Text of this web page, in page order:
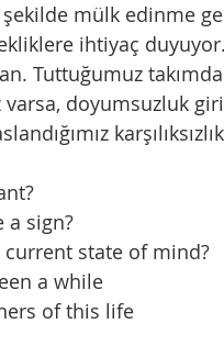
şekilde mülk edinme
ihtiyaç
Tuttuğumuz
doyumsuzluk
a sign?
current state of mind?
a while
of this life